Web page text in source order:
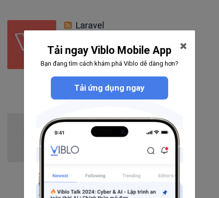
Laravel
1397bài viết
285
câu hỏi
Theo dõi
HTML5
5câu hỏi
Theo dõi
Tải ngay Viblo Mobile App
Bạn đang tìm cách khám phá Viblo dễ dàng hơn?
Tải ứng dụng ngay